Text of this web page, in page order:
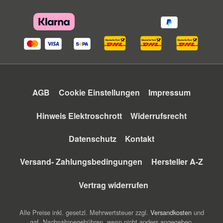
AGB Cookie Einstellungen Impressum
Hinweis Elektroschrott Widerrufsrecht
Datenschutz Kontakt
Versand- Zahlungsbedingungen Hersteller A-Z
Vertrag widerrufen
Alle Preise inkl. gesetzl. Mehrwertsteuer zzgl. Versandkostenund